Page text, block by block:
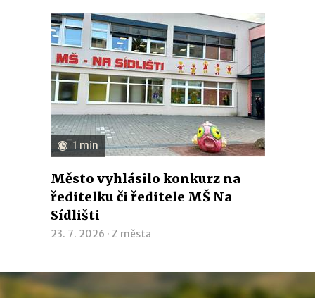
1 min
Město vyhlásilo konkurz na
ředitelku či ředitele MŠ Na
Sídlišti
23. 7. 2026 · Z města